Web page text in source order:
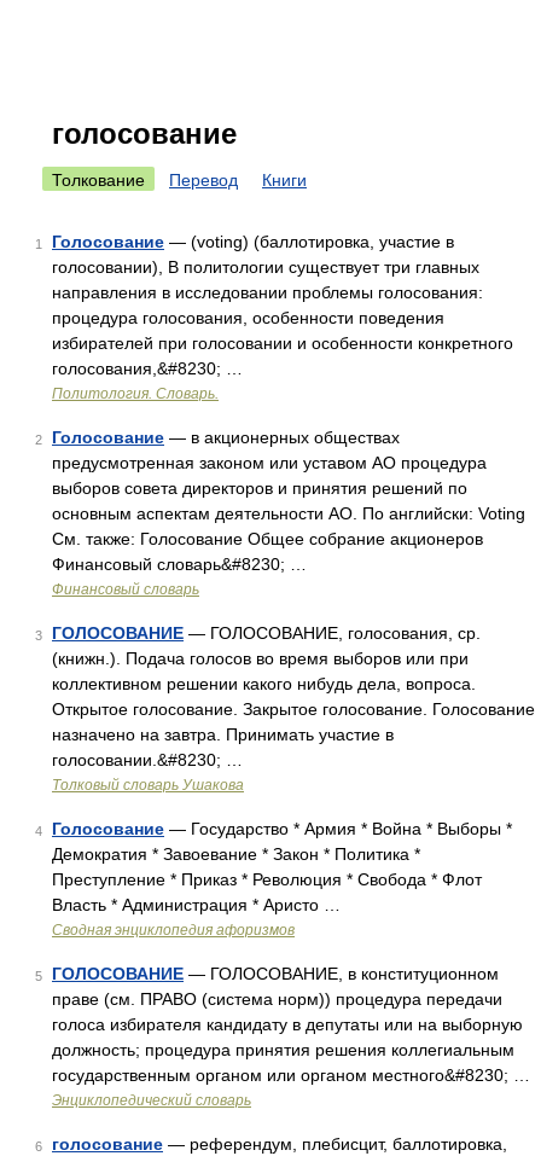
голосование
Толкование Перевод Книги
1 Голосование — (voting) (баллотировка, участие в
голосовании), В политологии существует три главных
направления в исследовании проблемы голосования:
процедура голосования, особенности поведения
избирателей при голосовании и особенности конкретного
голосования,&#8230; …
Политология. Словарь.
2 Голосование — в акционерных обществах
предусмотренная законом или уставом АО процедура
выборов совета директоров и принятия решений по
основным аспектам деятельности АО. По английски: Voting
См. также: Голосование Общее собрание акционеров
Финансовый словарь&#8230; …
Финансовый словарь
3 ГОЛОСОВАНИЕ — ГОЛОСОВАНИЕ, голосования, ср.
(книжн.). Подача голосов во время выборов или при
коллективном решении какого нибудь дела, вопроса.
Открытое голосование. Закрытое голосование. Голосование
назначено на завтра. Принимать участие в
голосовании.&#8230; …
Толковый словарь Ушакова
4 Голосование — Государство * Армия * Война * Выборы *
Демократия * Завоевание * Закон * Политика *
Преступление * Приказ * Революция * Свобода * Флот
Власть * Администрация * Аристо …
Сводная энциклопедия афоризмов
5 ГОЛОСОВАНИЕ — ГОЛОСОВАНИЕ, в конституционном
праве (см. ПРАВО (система норм)) процедура передачи
голоса избирателя кандидату в депутаты или на выборную
должность; процедура принятия решения коллегиальным
государственным органом или органом местного&#8230; …
Энциклопедический словарь
6 голосование — референдум, плебисцит, баллотировка,